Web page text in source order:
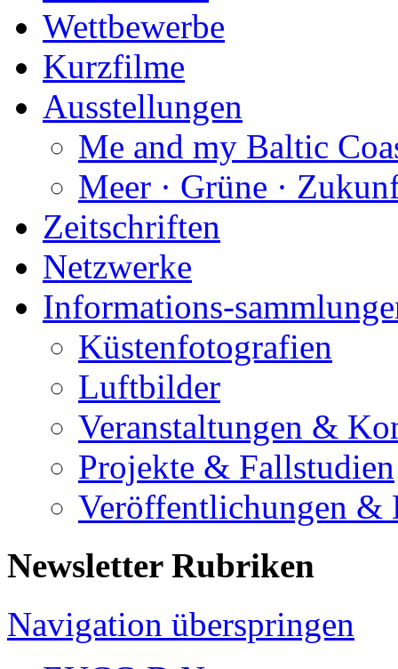
Wettbewerbe
Kurzfilme
Ausstellungen
Me and my Baltic
Meer · Grüne ·
Zeitschriften
Netzwerke
Informations-
Küstenfotografien
Luftbilder
Veranstaltungen &
Projekte & Fallstudien
Veröffentlichungen &
Newsletter Rubriken
Navigation überspringen